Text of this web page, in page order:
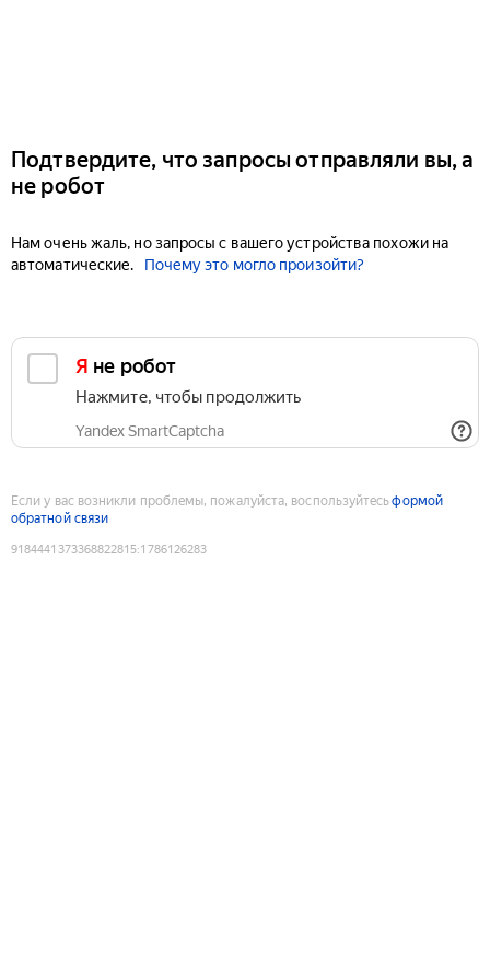
Подтвердите, что запросы отправляли вы, а
не робот
Нам очень жаль, но запросы с вашего устройства похожи на
автоматические.
Почему это могло произойти?
Я не робот
Нажмите, чтобы продолжить
Yandex SmartCaptcha
Если у вас возникли проблемы, пожалуйста, воспользуйтесьформой
обратной связи
9184441373368822815:1786126283